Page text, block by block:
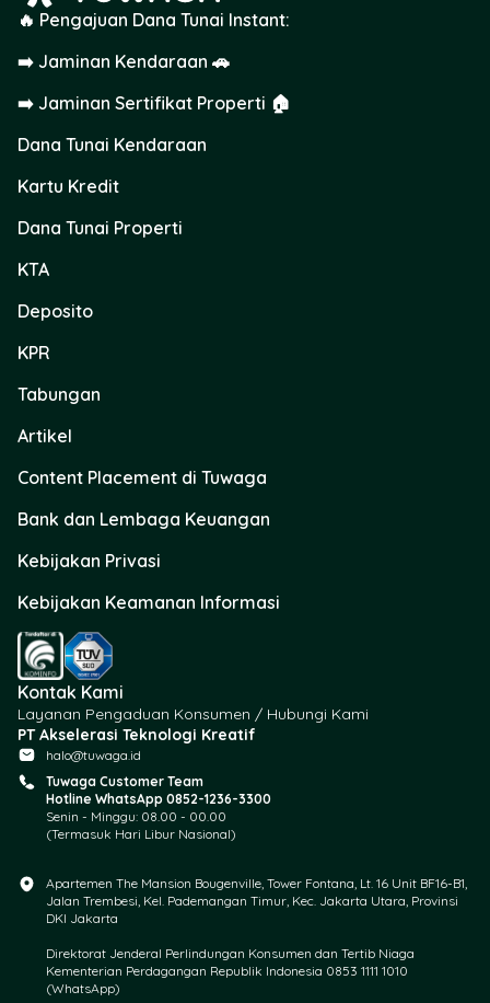
🔥 Pengajuan Dana Tunai Instant:
➡️ Jaminan Kendaraan 🚗
➡️ Jaminan Sertifikat Properti 🏠
Dana Tunai Kendaraan
Kartu Kredit
Dana Tunai Properti
KTA
Deposito
KPR
Tabungan
Artikel
Content Placement di Tuwaga
Bank dan Lembaga Keuangan
Kebijakan Privasi
Kebijakan Keamanan Informasi
Kontak Kami
Layanan Pengaduan Konsumen / Hubungi Kami
PT Akselerasi Teknologi Kreatif
halo@tuwaga.id
Tuwaga Customer Team
Hotline WhatsApp 0852-1236-3300
Senin - Minggu: 08.00 - 00.00
(Termasuk Hari Libur Nasional)
Apartemen The Mansion Bougenville, Tower Fontana, Lt. 16 Unit BF16-B1,
Jalan Trembesi, Kel. Pademangan Timur, Kec. Jakarta Utara, Provinsi
DKI Jakarta
Direktorat Jenderal Perlindungan Konsumen dan Tertib Niaga
Kementerian Perdagangan Republik Indonesia 0853 1111 1010
(WhatsApp)​